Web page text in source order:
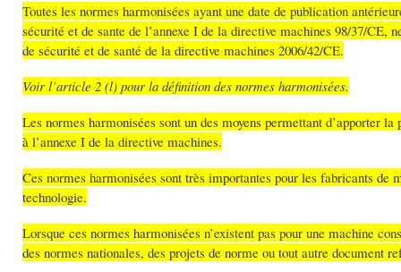
Toutes les normes harmonisées ayant une date de publication
sécurité et de sante de l’annexe I de la directive machines 98/37/CE,
de sécurité et de santé de la directive machines 2006/42/CE.
Voir l’article 2 (l) pour la définition des normes harmonisées.
Les normes harmonisées sont un des moyens permettant d’apporter
à l’annexe I de la directive machines.
Ces normes harmonisées sont très importantes pour les fabricants de
technologie.
Lorsque ces normes harmonisées n’existent pas pour une machine
des normes nationales, des projets de norme ou tout autre document